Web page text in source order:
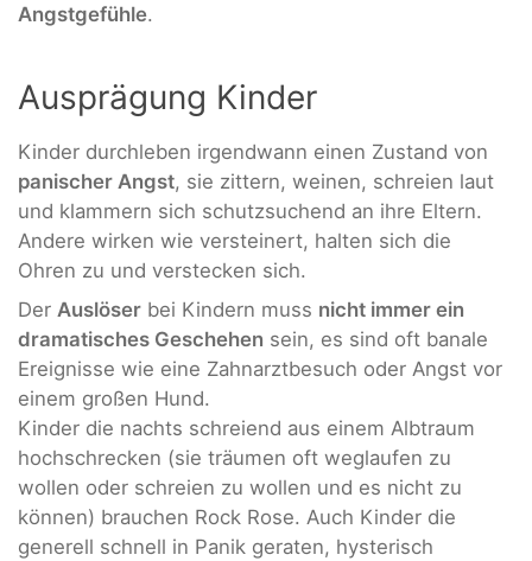
Angstgefühle.
Ausprägung Kinder
Kinder durchleben irgendwann einen Zustand von
panischer Angst, sie zittern, weinen, schreien laut
und klammern sich schutzsuchend an ihre Eltern.
Andere wirken wie versteinert, halten sich die
Ohren zu und verstecken sich.
Der Auslöser bei Kindern muss nicht immer ein
dramatisches Geschehen sein, es sind oft banale
Ereignisse wie eine Zahnarztbesuch oder Angst vor
einem großen Hund.
Kinder die nachts schreiend aus einem Albtraum
hochschrecken (sie träumen oft weglaufen zu
wollen oder schreien zu wollen und es nicht zu
können) brauchen Rock Rose. Auch Kinder die
generell schnell in Panik geraten, hysterisch